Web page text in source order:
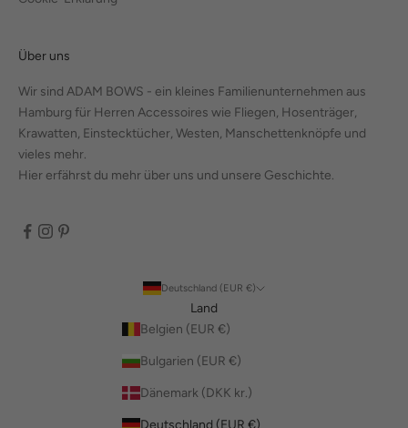
Über uns
Wir sind ADAM BOWS - ein kleines Familienunternehmen aus
Hamburg für Herren Accessoires wie Fliegen, Hosenträger,
Krawatten, Einstecktücher, Westen, Manschettenknöpfe und
vieles mehr.
Hier erfährst du mehr über uns und unsere Geschichte.
Deutschland (EUR €)
Land
Belgien (EUR €)
Bulgarien (EUR €)
Dänemark (DKK kr.)